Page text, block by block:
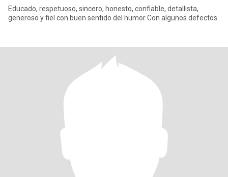
Educado, respetuoso, sincero, honesto, confiable, detallista,
generoso y fiel con buen sentido del humor Con algunos defectos